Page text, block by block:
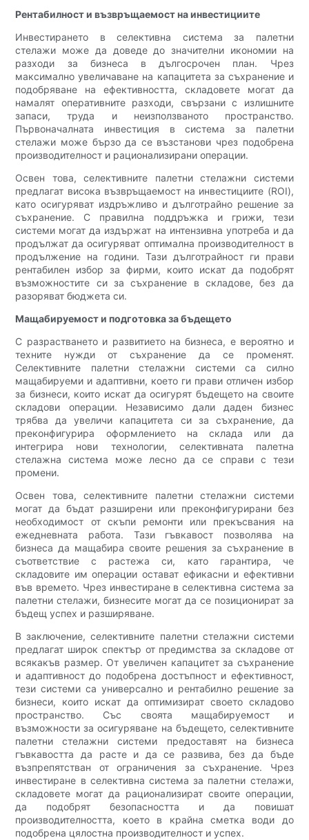
Рентабилност и възвръщаемост на инвестициите
Инвестирането в селективна система за палетни
стелажи може да доведе до значителни икономии на
разходи за бизнеса в дългосрочен план. Чрез
максимално увеличаване на капацитета за съхранение и
подобряване на ефективността, складовете могат да
намалят оперативните разходи, свързани с излишните
запаси, труда и неизползваното пространство.
Първоначалната инвестиция в система за палетни
стелажи може бързо да се възстанови чрез подобрена
производителност и рационализирани операции.
Освен това, селективните палетни стелажни системи
предлагат висока възвръщаемост на инвестициите (ROI),
като осигуряват издръжливо и дълготрайно решение за
съхранение. С правилна поддръжка и грижи, тези
системи могат да издържат на интензивна употреба и да
продължат да осигуряват оптимална производителност в
продължение на години. Тази дълготрайност ги прави
рентабилен избор за фирми, които искат да подобрят
възможностите си за съхранение в складове, без да
разоряват бюджета си.
Мащабируемост и подготовка за бъдещето
С разрастването и развитието на бизнеса, е вероятно и
техните нужди от съхранение да се променят.
Селективните палетни стелажни системи са силно
мащабируеми и адаптивни, което ги прави отличен избор
за бизнеси, които искат да осигурят бъдещето на своите
складови операции. Независимо дали даден бизнес
трябва да увеличи капацитета си за съхранение, да
преконфигурира оформлението на склада или да
интегрира нови технологии, селективната палетна
стелажна система може лесно да се справи с тези
промени.
Освен това, селективните палетни стелажни системи
могат да бъдат разширени или преконфигурирани без
необходимост от скъпи ремонти или прекъсвания на
ежедневната работа. Тази гъвкавост позволява на
бизнеса да мащабира своите решения за съхранение в
съответствие с растежа си, като гарантира, че
складовите им операции остават ефикасни и ефективни
във времето. Чрез инвестиране в селективна система за
палетни стелажи, бизнесите могат да се позиционират за
бъдещ успех и разширяване.
В заключение, селективните палетни стелажни системи
предлагат широк спектър от предимства за складове от
всякакъв размер. От увеличен капацитет за съхранение
и адаптивност до подобрена достъпност и ефективност,
тези системи са универсално и рентабилно решение за
бизнеси, които искат да оптимизират своето складово
пространство. Със своята мащабируемост и
възможности за осигуряване на бъдещето, селективните
палетни стелажни системи предоставят на бизнеса
гъвкавостта да расте и да се развива, без да бъде
възпрепятстван от ограничения за съхранение. Чрез
инвестиране в селективна система за палетни стелажи,
складовете могат да рационализират своите операции,
да подобрят безопасността и да повишат
производителността, което в крайна сметка води до
подобрена цялостна производителност и успех.